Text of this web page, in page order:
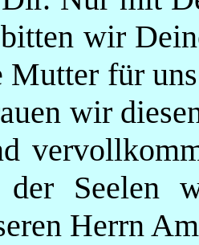
wir
Mutter für
wir
der Seelen
Herrn